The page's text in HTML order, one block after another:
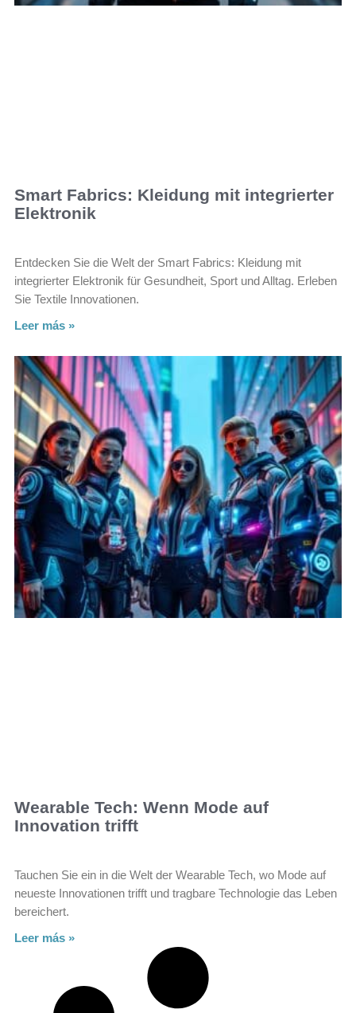
Smart Fabrics: Kleidung mit integrierter
Elektronik
Entdecken Sie die Welt der Smart Fabrics: Kleidung mit
integrierter Elektronik für Gesundheit, Sport und Alltag. Erleben
Sie Textile Innovationen.
Leer más »
Wearable Tech: Wenn Mode auf
Innovation trifft
Tauchen Sie ein in die Welt der Wearable Tech, wo Mode auf
neueste Innovationen trifft und tragbare Technologie das Leben
bereichert.
Leer más »